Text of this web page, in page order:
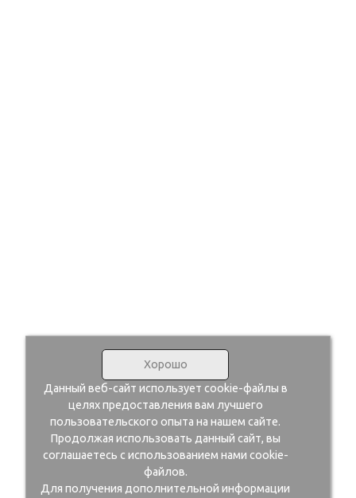
Хорошо
Данный веб-сайт использует cookie-файлы в
целях предоставления вам лучшего
пользовательского опыта на нашем сайте.
Продолжая использовать данный сайт, вы
соглашаетесь с использованием нами cookie-
файлов.
Для получения дополнительной информации